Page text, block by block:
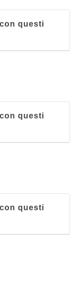
questi
questi
questi